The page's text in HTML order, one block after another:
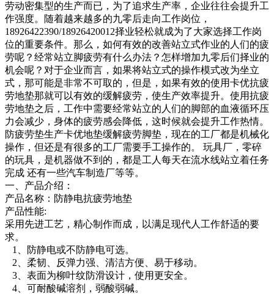
劳动密集型的生产而已，为了追求生产率，企业往往会提升工
作强度。随着越来越多的九零后走向工作岗位，
18926422390/18926420012择业轻松就成为了大家选择工作岗
位的重要条件。那么，如何有效的改善站立式作业的人们的疲
劳呢？经常站立脚疲劳有什么办法？怎样增加九零后们择业的
机会呢？对于企业而言，如果将站立式的操作模式改为坐立
式，那可能是非常不可取的，但是，如果有效的使用卡优抗疲
劳地垫那就可以有效的缓解疲劳，使生产效率提升。使用抗疲
劳地垫之后，工作中需要经常站立的人们的脚部的血液循环压
力会减少，身体的疲劳感会降低，这时候就会提升工作热情。
防疲劳垫生产卡优地垫缓解疲劳脚垫，现在的工厂都是机械化
操作，但还是有很多的工厂需要手工操作的。 玩具厂，零碎
的玩具，是机器做不到的，都是工人每天在流水线站立着任务
完成 还有一些汽车制造厂等等。
一、产品介绍：
产品名称：防静电抗疲劳地垫
产品性能:
采用先进工艺，精心制作而成，以满足现代人工作舒适的要
求。
1、防静电或不防静电可选。
2、柔韧、反弹力强、清洁方便、易于移动。
3、表面为柳叶纹防滑设计，使用更安全。
4、可耐酸碱溶剂，弱酸弱碱。